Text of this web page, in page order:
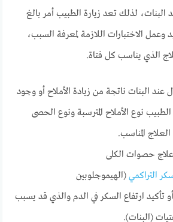
لذلك تعد زيارة الطبيب أمر بالغ
الاختبارات اللازمة لمعرفة السبب،
الذي يناسب كل فتاة.
عند البنات ناتجة من زيادة الأملاح أو وجود
نوع الأملاح المترسبة ونوع الحصى
المناسب.
حصوات الكلى
التراكمي (الهيموجلوبين
تأكيد ارتفاع السكر في الدم والذي قد يسبب
(البنات).